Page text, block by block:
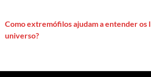
Como extremófilos ajudam a entender os
universo?